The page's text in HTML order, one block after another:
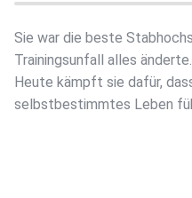
Sie war die beste
Trainingsunfall alles
Heute kämpft sie dafür,
selbstbestimmtes Leben